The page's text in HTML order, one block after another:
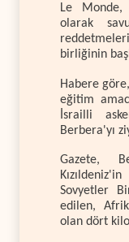
Le
olarak
birliğinin
Habere
eğitim
İsrailli
Berbera'yı
Gazete,
Sovyetler
edilen,
olan dört